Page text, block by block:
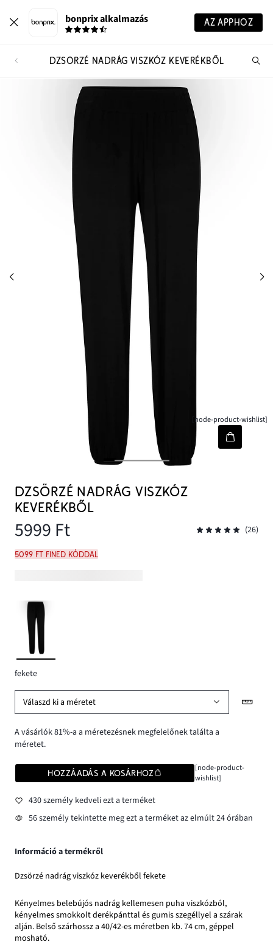
bonprix alkalmazás AZ APPHOZ
DZSÖRZÉ NADRÁG VISZKÓZ KEVERÉKBŐL
[node-product-wishlist]
DZSÖRZÉ NADRÁG VISZKÓZ
KEVERÉKBŐL
5999 Ft (26)
5099 Ft FINED kóddal
fekete
Válaszd ki a méretet
A vásárlók 81%-a a méretezésnek megfelelőnek találta a
méretet.
HOZZÁADÁS A KOSÁRHOZ
[node-product-
wishlist]
430 személy kedveli ezt a terméket
56 személy tekintette meg ezt a terméket az elmúlt 24 órában
Információ a termékről
Dzsörzé nadrág viszkóz keverékből fekete
Kényelmes belebújós nadrág kellemesen puha viszkózból,
kényelmes smokkolt derékpánttal és gumis szegéllyel a szárak
alján. Belső szárhossz a 40/42-es méretben kb. 74 cm, géppel
mosható.